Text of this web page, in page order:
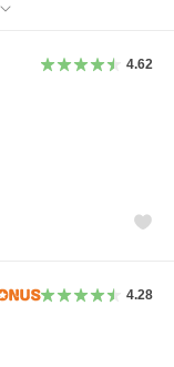
4.62
4.28